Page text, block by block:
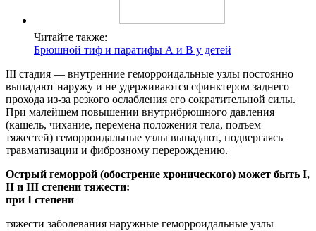
Читайте также:
Брюшной тиф и паратифы А и В у детей
III стадия — внутренние геморроидальные узлы постоянно
выпадают наружу и не удерживаются сфинктером заднего
прохода из-за резкого ослабления его сократительной силы.
При малейшем повышении внутрибрюшного давления
(кашель, чихание, перемена положения тела, подъем
тяжестей) геморроидальные узлы выпадают, подвергаясь
травматизации и фиброзному перерождению.
Острый геморрой (обострение хронического) может быть I,
II и III степени тяжести:
при I степени
тяжести заболевания наружные геморроидальные узлы